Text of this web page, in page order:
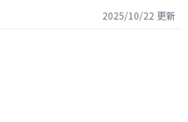
2025/10/22 更新